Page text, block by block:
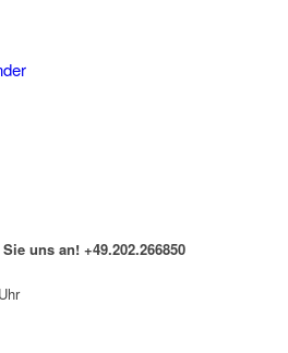
Sie uns an! +49.202.266850